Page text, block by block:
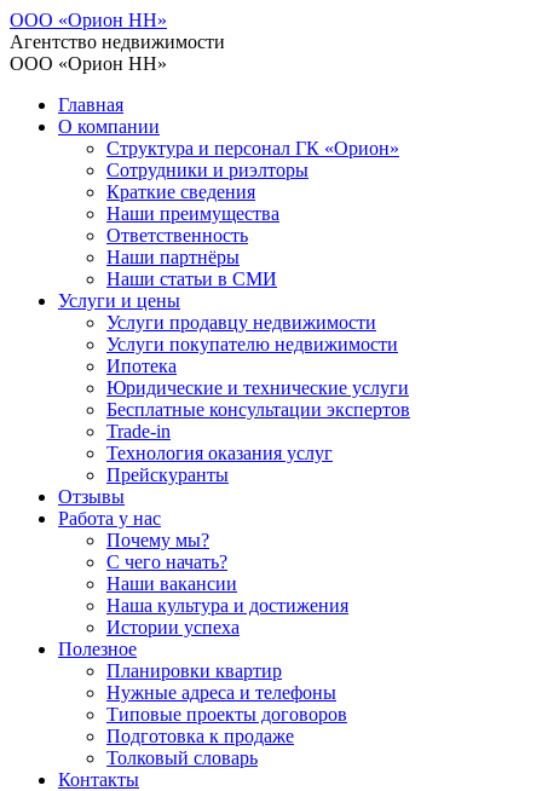
ООО «Орион НН»
Агентство недвижимости
ООО «Орион НН»
Главная
О компании
Структура и персонал ГК «Орион»
Сотрудники и риэлторы
Краткие сведения
Наши преимущества
Ответственность
Наши партнёры
Наши статьи в СМИ
Услуги и цены
Услуги продавцу недвижимости
Услуги покупателю недвижимости
Ипотека
Юридические и технические услуги
Бесплатные консультации экспертов
Trade-in
Технология оказания услуг
Прейскуранты
Отзывы
Работа у нас
Почему мы?
С чего начать?
Наши вакансии
Наша культура и достижения
Истории успеха
Полезное
Планировки квартир
Нужные адреса и телефоны
Типовые проекты договоров
Подготовка к продаже
Толковый словарь
Контакты